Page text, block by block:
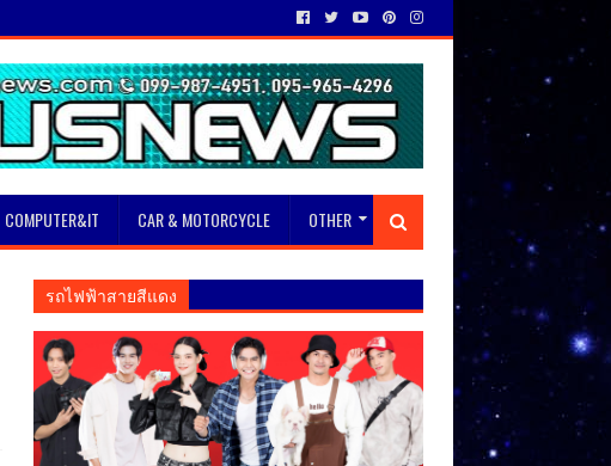
COMPUTER&IT CAR & MOTORCYCLE OTHER
รถไฟฟ้าสายสีแดง